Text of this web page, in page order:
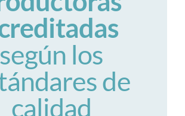
según los
de
calidad